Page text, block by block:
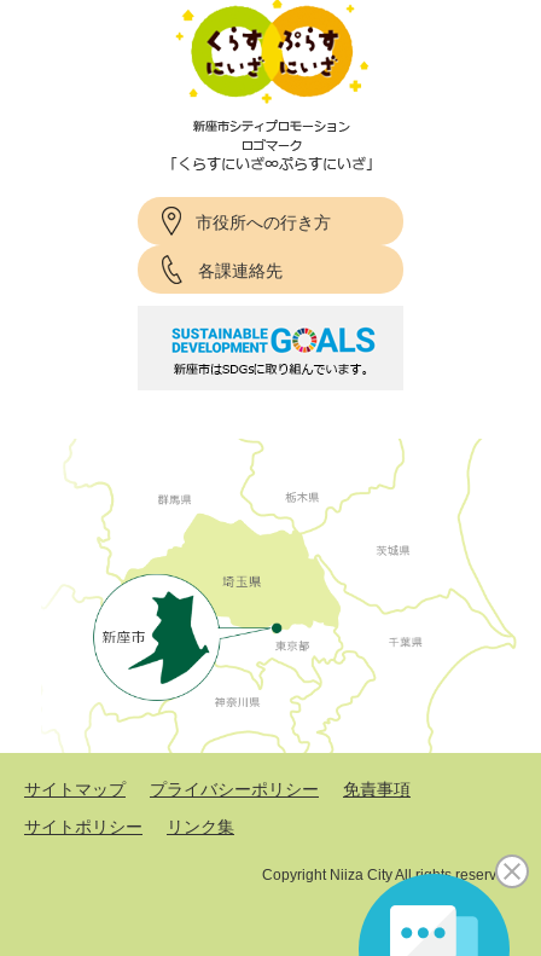
市役所への行き方
各課連絡先
サイトマップ プライバシーポリシー
免責事項
サイトポリシー
リンク集
Copyright Niiza City All rights reserved.